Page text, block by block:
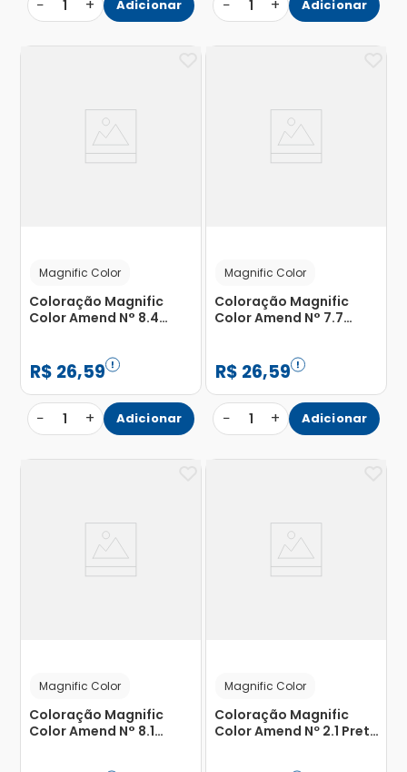
− 1 + Adicionar − 1 + Adicionar
Magnific Color
Coloração Magnific
Color Amend N° 8.4
R$ 26,59
− 1 + Adicionar
Magnific Color
Coloração Magnific
Color Amend N° 7.7
R$ 26,59
− 1 + Adicionar
Magnific Color
Coloração Magnific
Color Amend N° 8.1
Magnific Color
Coloração Magnific
Color Amend Nº 2.1 Preto